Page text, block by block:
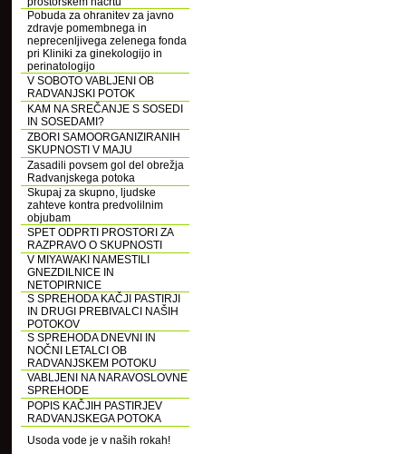
Pobuda za ohranitev za javno
zdravje pomembnega in
neprecenljivega zelenega fonda
pri Kliniki za ginekologijo in
perinatologijo
V SOBOTO VABLJENI OB
RADVANJSKI POTOK
KAM NA SREČANJE S SOSEDI
IN SOSEDAMI?
ZBORI SAMOORGANIZIRANIH
SKUPNOSTI V MAJU
Zasadili povsem gol del obrežja
Radvanjskega potoka
Skupaj za skupno, ljudske
zahteve kontra predvolilnim
objubam
SPET ODPRTI PROSTORI ZA
RAZPRAVO O SKUPNOSTI
V MIYAWAKI NAMESTILI
GNEZDILNICE IN
NETOPIRNICE
S SPREHODA KAČJI PASTIRJI
IN DRUGI PREBIVALCI NAŠIH
POTOKOV
S SPREHODA DNEVNI IN
NOČNI LETALCI OB
RADVANJSKEM POTOKU
VABLJENI NA NARAVOSLOVNE
SPREHODE
POPIS KAČJIH PASTIRJEV
RADVANJSKEGA POTOKA
Usoda vode je v naših rokah!